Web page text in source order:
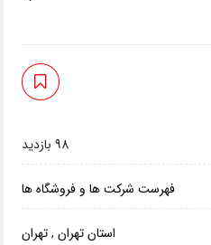
98 بازدید
فهرست شرکت ها و فروشگاه ها
استان تهران,تهران